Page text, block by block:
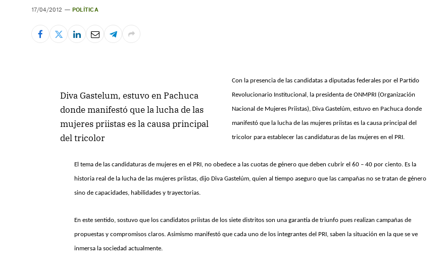
17/04/2012 POLÍTICA
Diva Gastelum, estuvo en Pachuca
donde manifestó que la lucha de las
mujeres priistas es la causa principal
del tricolor
Con la presencia de las candidatas a diputadas federales por el Partido
Revolucionario Institucional, la presidenta de ONMPRI (Organización
Nacional de Mujeres Priistas), Diva Gastelúm, estuvo en Pachuca donde
manifestó que la lucha de las mujeres priistas es la causa principal del
tricolor para establecer las candidaturas de las mujeres en el PRI.
El tema de las candidaturas de mujeres en el PRI, no obedece a las cuotas de género que deben cubrir el 60 – 40 por ciento. Es la
historia real de la lucha de las mujeres priistas, dijo Diva Gastelúm, quien al tiempo aseguro que las campañas no se tratan de género
sino de capacidades, habilidades y trayectorias.
En este sentido, sostuvo que los candidatos priistas de los siete distritos son una garantía de triunfo pues realizan campañas de
propuestas y compromisos claros. Asimismo manifestó que cada uno de los integrantes del PRI, saben la situación en la que se ve
inmersa la sociedad actualmente.